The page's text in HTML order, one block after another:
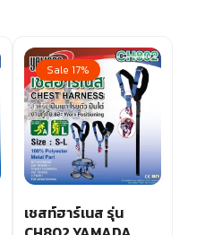
Sale 17%
เชสท์ฮาร์เนส รุ่น